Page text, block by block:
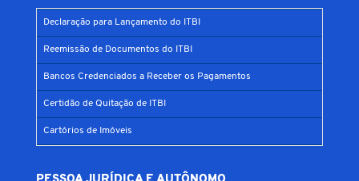
Declaração para Lançamento do ITBI
Reemissão de Documentos do ITBI
Bancos Credenciados a Receber os Pagamentos
Certidão de Quitação de ITBI
Cartórios de Imóveis